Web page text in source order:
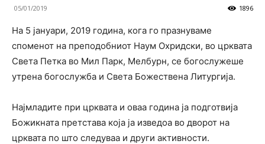
05/01/2019 1896
На 5 јануари, 2019 година, кога го празнуваме
споменот на преподобниот Наум Охридски, во црквата
Света Петка во Мил Парк, Мелбурн, се богослужеше
утрена богослужба и Света Божествена Литургија.
Најмладите при црквата и оваа година ја подготвија
Божикната претстава која ја изведоа во дворот на
црквата по што следуваа и други активности.